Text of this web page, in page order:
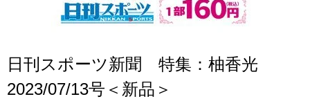
日刊スポーツ新聞 特集：柚香光
2023/07/13号＜新品＞